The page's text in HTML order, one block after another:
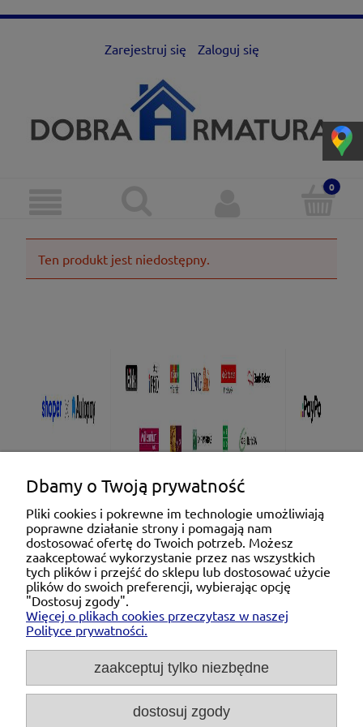
Zarejestruj się Zaloguj się
Ten produkt jest niedostępny.
Pomoc
Moje konto
Płatności i dostawa
O nas
Michał Niedźwiecki Dobra Armatura, ul. Krakowska
Dbamy o Twoją prywatność
Pliki cookies i pokrewne im technologie umożliwiają
poprawne działanie strony i pomagają nam
dostosować ofertę do Twoich potrzeb. Możesz
zaakceptować wykorzystanie przez nas wszystkich
tych plików i przejść do sklepu lub dostosować użycie
plików do swoich preferencji, wybierając opcję
"Dostosuj zgody".
Więcej o plikach cookies przeczytasz w naszej
Polityce prywatności.
zaakceptuj tylko niezbędne
dostosuj zgody